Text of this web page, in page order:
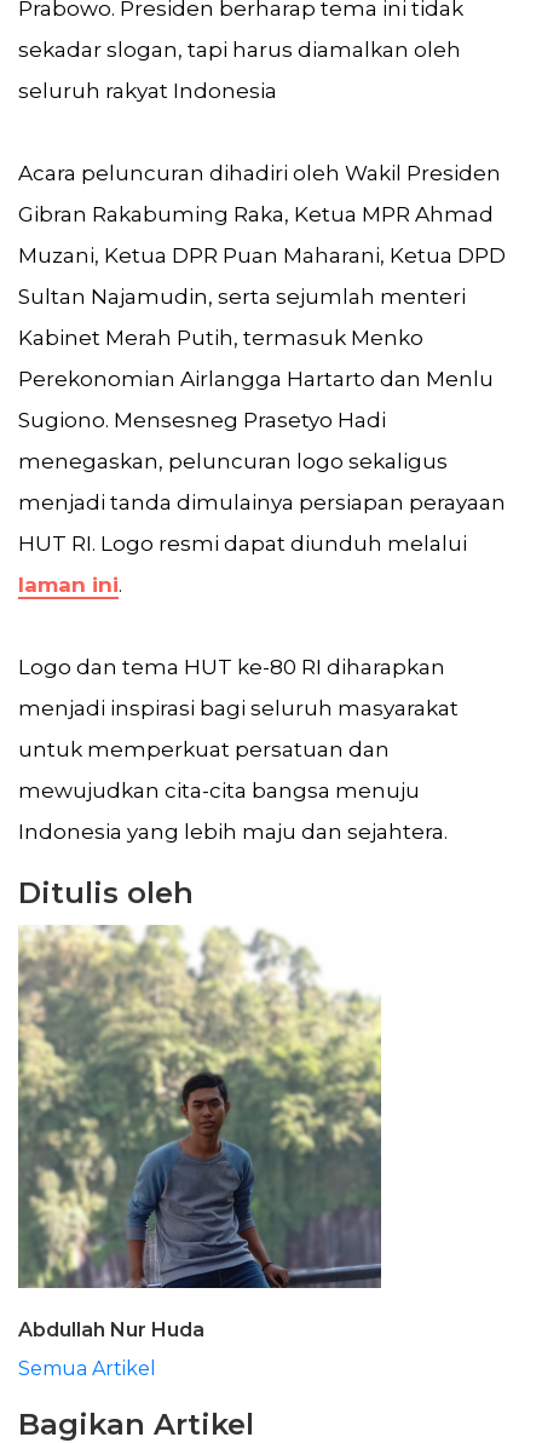
Prabowo. Presiden berharap tema ini tidak
sekadar slogan, tapi harus diamalkan oleh
seluruh rakyat Indonesia
Acara peluncuran dihadiri oleh Wakil Presiden
Gibran Rakabuming Raka, Ketua MPR Ahmad
Muzani, Ketua DPR Puan Maharani, Ketua DPD
Sultan Najamudin, serta sejumlah menteri
Kabinet Merah Putih, termasuk Menko
Perekonomian Airlangga Hartarto dan Menlu
Sugiono. Mensesneg Prasetyo Hadi
menegaskan, peluncuran logo sekaligus
menjadi tanda dimulainya persiapan perayaan
HUT RI. Logo resmi dapat diunduh melalui
laman ini.
Logo dan tema HUT ke-80 RI diharapkan
menjadi inspirasi bagi seluruh masyarakat
untuk memperkuat persatuan dan
mewujudkan cita-cita bangsa menuju
Indonesia yang lebih maju dan sejahtera.
Ditulis oleh
Abdullah Nur Huda
Semua Artikel
Bagikan Artikel